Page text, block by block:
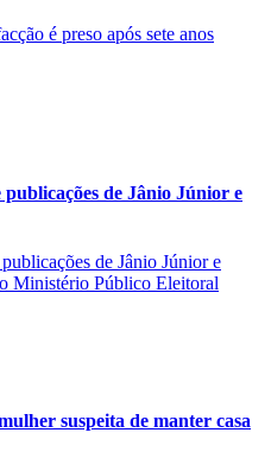
de Jânio Júnior e
suspeita de manter casa